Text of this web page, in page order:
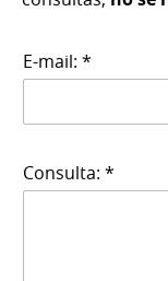
E-mail: *
Consulta: *